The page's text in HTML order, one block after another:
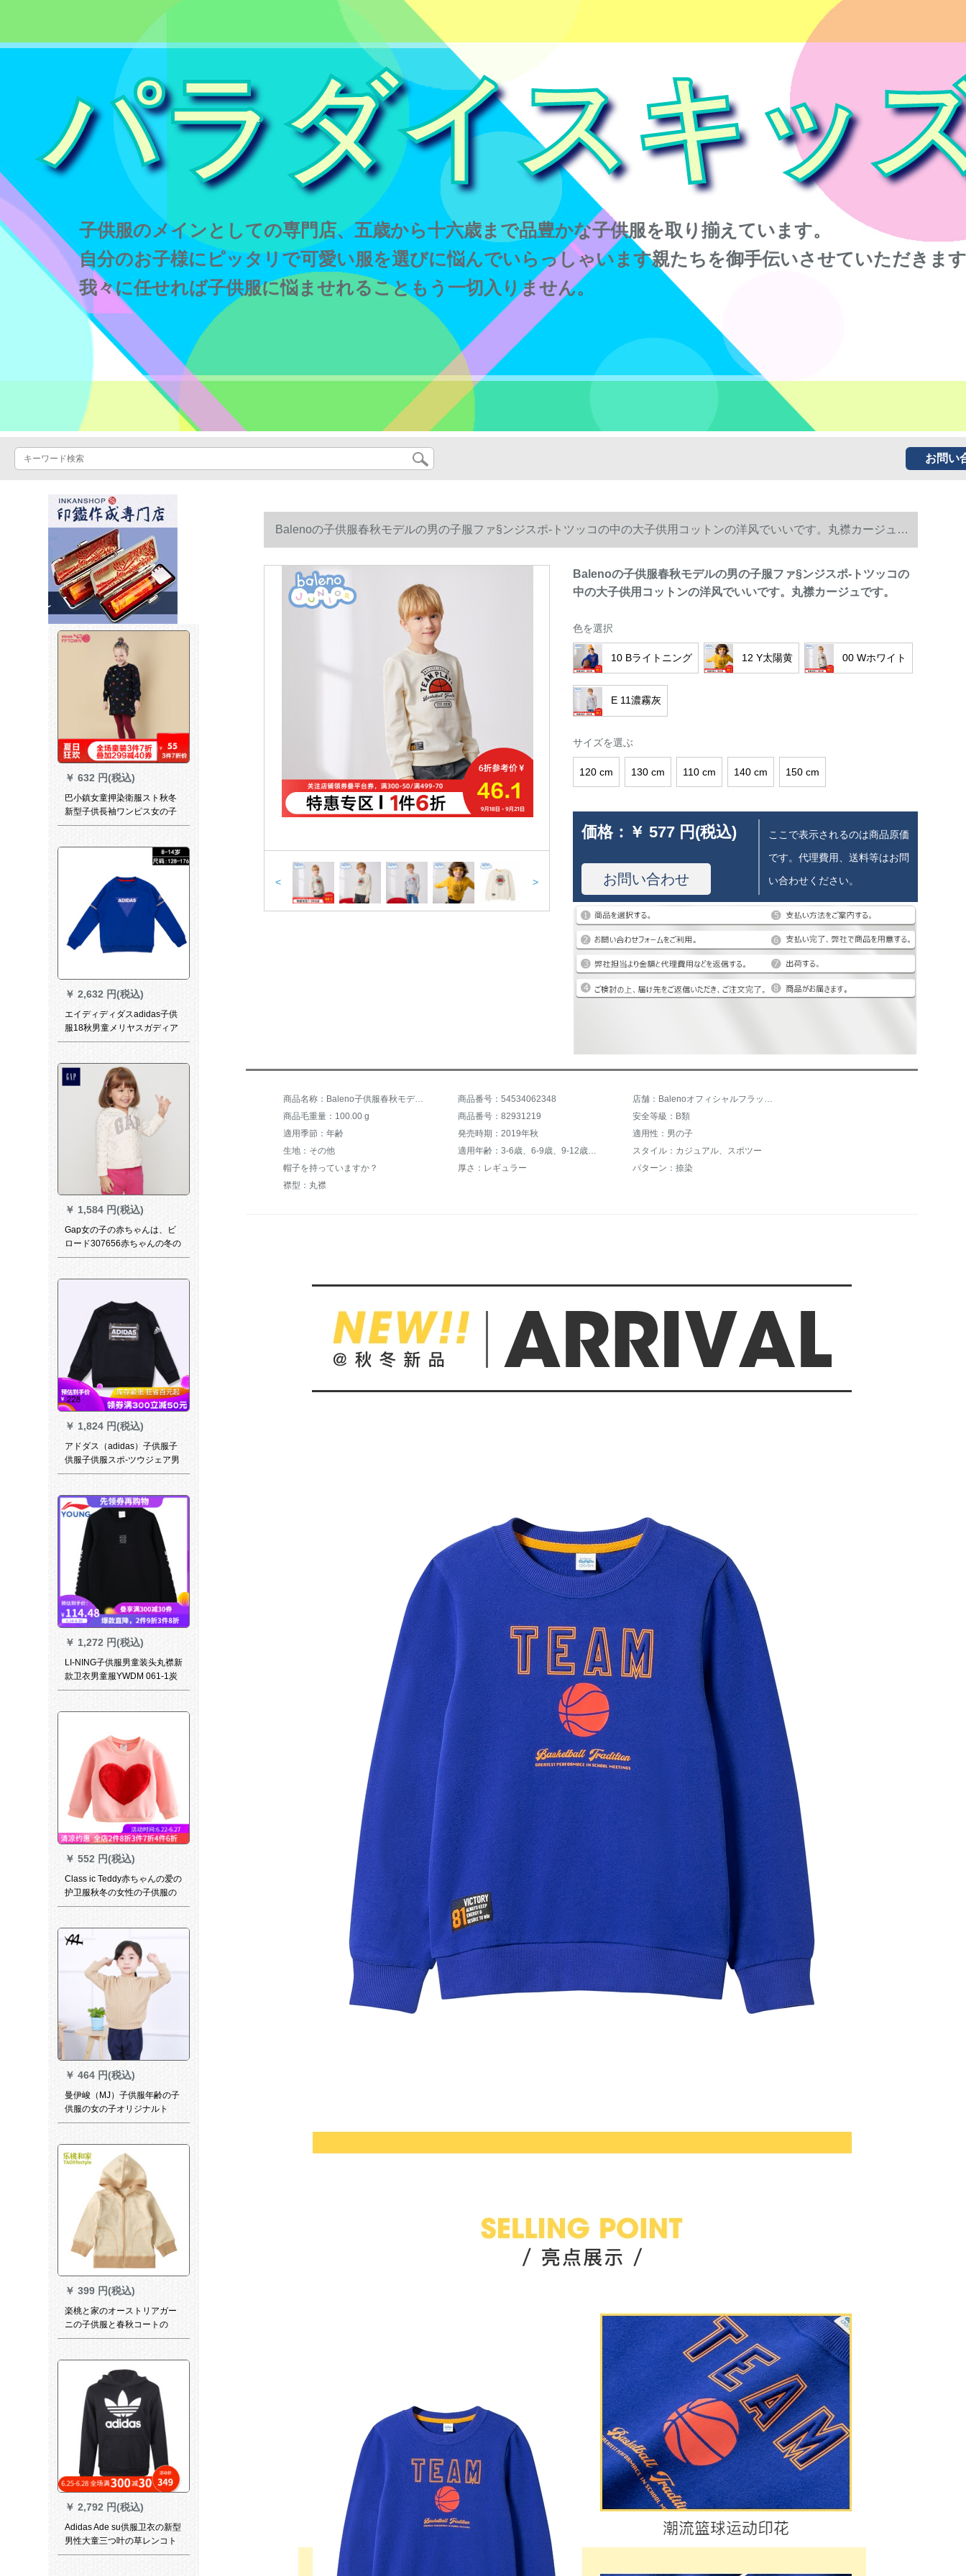
パラダイスキッ
子供服のメインとしての専門店、五歳から十六歳まで品豊かな子供服を取り揃えています。
自分のお子様にピッタリで可愛い服を選びに悩んでいらっしゃいます親たちを御手伝いさせていただきま
我々に任せれば子供服に悩ませれることもう一切入りません。
お問い
￥ 632 円(税込)
巴小鎮女童押染衛服スト秋冬
新型子供長袖ワンピス女の子
丸カープ3871黒130
￥ 2,632 円(税込)
エイディディダスadidas子供
服18秋男童メリヤスガディア
ン大童カジュア子供供服18
DU 0177
￥ 1,584 円(税込)
Gap女の子の赤ちゃんは、ビ
ロード307656赤ちゃんの冬の
子供服をつかんです。レイン
￥ 1,824 円(税込)
アドダス（adidas）子供服子
供服子供服スポ-ツウジェア男
性の中で、大子供服トープカ
8242サイズ140は身長135グ
ルプをお勧めします。
￥ 1,272 円(税込)
LI-NING子供服男童装头丸襟新
款卫衣男童服YWDM 061-1炭
黒150
￥ 552 円(税込)
Class ic Teddy赤ちゃんの爱の
护卫服秋冬の女性の子供服の
子供服のカバーーwt 6520ピン
￥ 464 円(税込)
曼伊峻（MJ）子供服年齢の子
供服の女の子オリジナルト
100%単色の長袖カバトラック
￥ 399 円(税込)
楽桃と家のオーストリアガー
ニの子供服と春秋コートの
100%の男女の子供供用カーデ
￥ 2,792 円(税込)
Adidas Ade su供服卫衣の新型
男性大童三つ叶の草レンコト
ートのセジットCD 6499黒CD
Balenoの子供服春秋モデルの男の子服ファ§ンジスポ-トツッコの中の大子供用コットンの洋风でいいです。丸襟カージュで
す。
< >
Balenoの子供服春秋モデルの男の子服ファ§ンジスポ-トツッコの
中の大子供用コットンの洋风でいいです。丸襟カージュです。
色を選択
10 Bライトニング 12 Y太陽黄 00 Wホワイト
E 11濃霧灰
サイズを選ぶ
120 cm 130 cm 110 cm 140 cm 150 cm
価格： ￥ 577 円(税込)
お問い合わせ
ここで表示されるのは商品原価
です。代理費用、送料等はお問
い合わせください。
商品名称：Baleno子供服春秋モデル少年服ファッションスポーツジャケットの中の大子供綿の洋風ファッションかっこいいバスケットボールの押染が簡単で快適です。丸襟カジュアルです。 商品番号：54534062348
商品毛重量：100.00 g
商品番号：82931219
安全等級：B類
適用季節：年齢
発売時期：2019年秋
適用性：男の子
生地：その他
スタイル：カジュアル、スポツー
帽子を持っていますか？
厚さ：レギュラー
パターン：捺染
襟型：丸襟